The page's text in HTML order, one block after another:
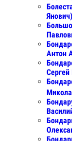
Янович)
Антон